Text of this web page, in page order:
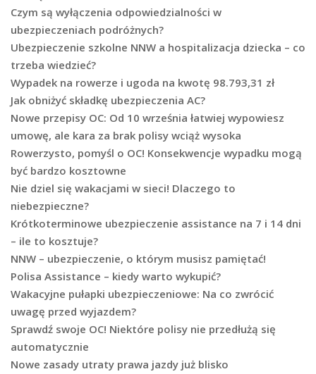
Czym są wyłączenia odpowiedzialności w
ubezpieczeniach podróżnych?
Ubezpieczenie szkolne NNW a hospitalizacja dziecka – co
trzeba wiedzieć?
Wypadek na rowerze i ugoda na kwotę 98.793,31 zł
Jak obniżyć składkę ubezpieczenia AC?
Nowe przepisy OC: Od 10 września łatwiej wypowiesz
umowę, ale kara za brak polisy wciąż wysoka
Rowerzysto, pomyśl o OC! Konsekwencje wypadku mogą
być bardzo kosztowne
Nie dziel się wakacjami w sieci! Dlaczego to
niebezpieczne?
Krótkoterminowe ubezpieczenie assistance na 7 i 14 dni
– ile to kosztuje?
NNW – ubezpieczenie, o którym musisz pamiętać!
Polisa Assistance – kiedy warto wykupić?
Wakacyjne pułapki ubezpieczeniowe: Na co zwrócić
uwagę przed wyjazdem?
Sprawdź swoje OC! Niektóre polisy nie przedłużą się
automatycznie
Nowe zasady utraty prawa jazdy już blisko